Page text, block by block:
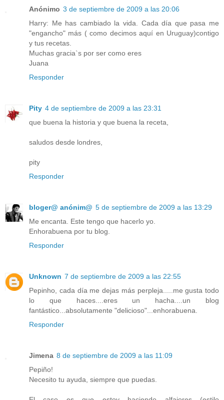
Anónimo 3 de septiembre de 2009 a las 20:06
Harry: Me has cambiado la vida. Cada día que pasa me
"engancho" más ( como decimos aquí en Uruguay)contigo
y tus recetas.
Muchas gracia`s por ser como eres
Juana
Responder
Pity 4 de septiembre de 2009 a las 23:31
que buena la historia y que buena la receta,
saludos desde londres,
pity
Responder
bloger@ anónim@ 5 de septiembre de 2009 a las 13:29
Me encanta. Este tengo que hacerlo yo.
Enhorabuena por tu blog.
Responder
Unknown 7 de septiembre de 2009 a las 22:55
Pepinho, cada día me dejas más perpleja.....me gusta todo
lo que haces....eres un hacha....un blog
fantástico...absolutamente "delicioso"...enhorabuena.
Responder
Jimena 8 de septiembre de 2009 a las 11:09
Pepiño!
Necesito tu ayuda, siempre que puedas.